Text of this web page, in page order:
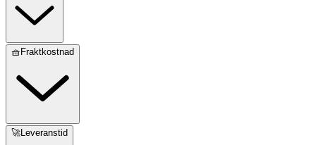
🧺Fraktkostnad
🚀Leveranstid